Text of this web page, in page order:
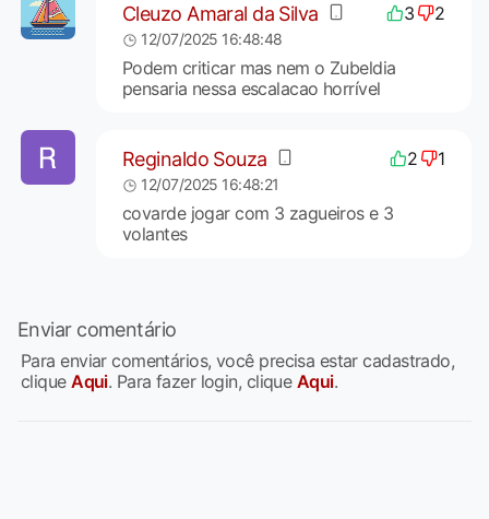
Cleuzo Amaral da Silva 3 2
12/07/2025 16:48:48
Podem criticar mas nem o Zubeldia
pensaria nessa escalacao horrível
Reginaldo Souza 2 1
12/07/2025 16:48:21
covarde jogar com 3 zagueiros e 3
volantes
Enviar comentário
Para enviar comentários, você precisa estar cadastrado,
cliqueAqui. Para fazer login, clique Aqui.